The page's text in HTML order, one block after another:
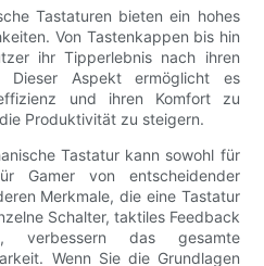
Tastaturen bieten ein hohes
Von Tastenkappen bis hin
ihr Tipperlebnis nach ihren
Dieser Aspekt ermöglicht es
und ihren Komfort zu
Produktivität zu steigern.
Tastatur kann sowohl für
Gamer von entscheidender
Merkmale, die eine Tastatur
Schalter, taktiles Feedback
verbessern das gesamte
Wenn Sie die Grundlagen